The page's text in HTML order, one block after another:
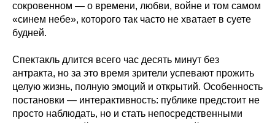
сокровенном — о времени, любви, войне и том самом
«синем небе», которого так часто не хватает в суете
будней.
Спектакль длится всего час десять минут без
антракта, но за это время зрители успевают прожить
целую жизнь, полную эмоций и открытий. Особенность
постановки — интерактивность: публике предстоит не
просто наблюдать, но и стать непосредственными